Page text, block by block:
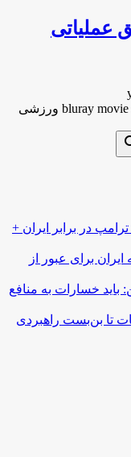
عملیاتی
در برابر ایران +
برای عبور از
باید خسارات به منافع
تا بن‌بست راهبردی